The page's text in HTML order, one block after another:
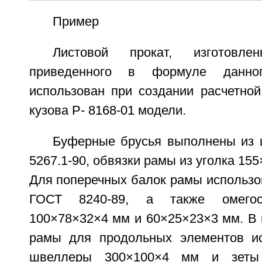
Пример
Листовой прокат,
приведенного в формуле
использован при создании
кузова Р- 8168-01 модели.
Буферные брусья выполнены
5267.1-90, обвязки рамы из уголка
Для поперечных балок рамы
ГОСТ 8240-89, а также
100×78×32×4 мм и 60×25×23×3 мм. В
рамы для продольных элементов
швеллеры 300×100×4 мм и